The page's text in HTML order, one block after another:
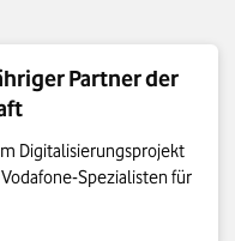
Partner der
Digitalisierungsprojekt
Spezialisten für